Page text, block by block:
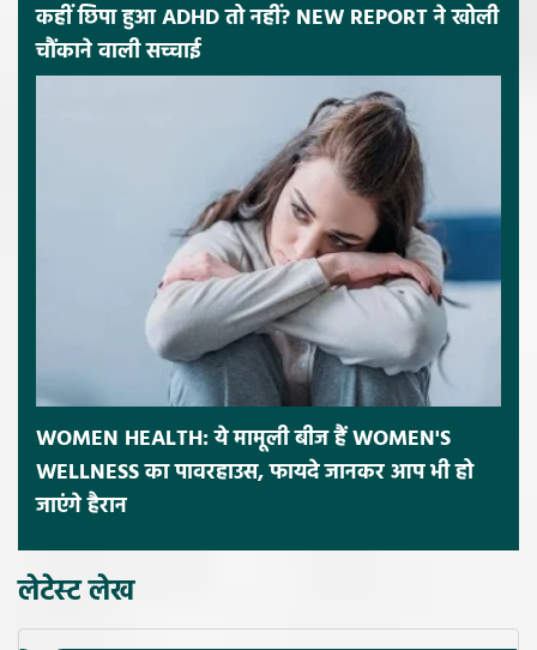
कहीं छिपा हुआ ADHD तो नहीं? NEW REPORT ने खोली
चौंकाने वाली सच्चाई
WOMEN HEALTH: ये मामूली बीज हैं WOMEN'S
WELLNESS का पावरहाउस, फायदे जानकर आप भी हो
जाएंगे हैरान
लेटेस्ट लेख